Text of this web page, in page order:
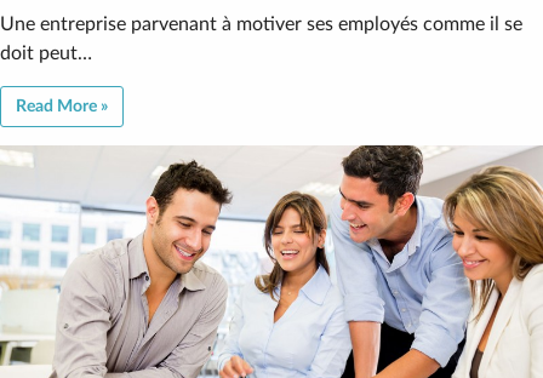
Une entreprise parvenant à motiver ses employés comme il se
doit peut…
Read More »